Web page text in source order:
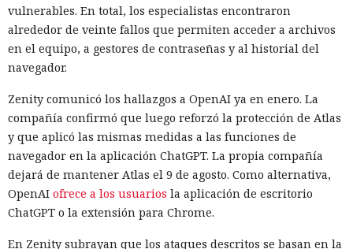
vulnerables. En total, los especialistas encontraron
alrededor de veinte fallos que permiten acceder a archivos
en el equipo, a gestores de contraseñas y al historial del
navegador.
Zenity comunicó los hallazgos a OpenAI ya en enero. La
compañía confirmó que luego reforzó la protección de Atlas
y que aplicó las mismas medidas a las funciones de
navegador en la aplicación ChatGPT. La propia compañía
dejará de mantener Atlas el 9 de agosto. Como alternativa,
OpenAI ofrece a los usuarios la aplicación de escritorio
ChatGPT o la extensión para Chrome.
En Zenity subrayan que los ataques descritos se basan en la